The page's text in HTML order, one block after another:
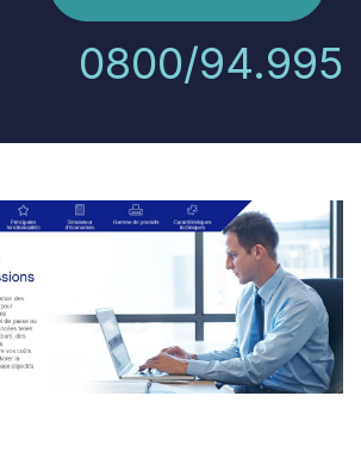
0800/94.995